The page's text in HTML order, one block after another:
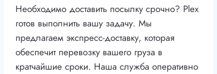
Необходимо доставить посылку срочно? Plex
готов выполнить вашу задачу. Мы
предлагаем экспресс-доставку, которая
обеспечит перевозку вашего груза в
кратчайшие сроки. Наша служба оперативно